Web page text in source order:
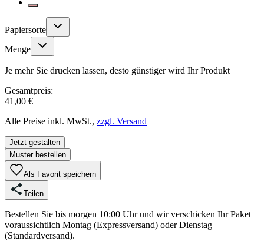
Papiersorte
Menge
Je mehr Sie drucken lassen, desto günstiger wird Ihr Produkt
Gesamtpreis:
41,00 €
Alle Preise inkl. MwSt., zzgl. Versand
Jetzt gestalten
Muster bestellen
Als Favorit speichern
Teilen
Bestellen Sie bis morgen 10:00 Uhr und wir verschicken Ihr Paket
voraussichtlich Montag (Expressversand) oder Dienstag
(Standardversand).